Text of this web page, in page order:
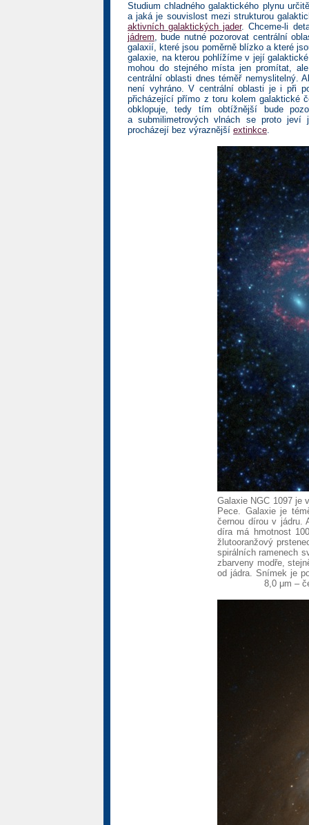
Studium chladného galaktického plynu
a jaká je souvislost mezi strukturou
aktivních galaktických jader. Chceme-li
jádrem, bude nutné pozorovat centrální
galaxií, které jsou poměrně blízko a které
galaxie, na kterou pohlížíme v její
mohou do stejného místa jen promítat,
centrální oblasti dnes téměř nemyslitelný.
není vyhráno. V centrální oblasti je i při
přicházející přímo z toru kolem galaktické
obklopuje, tedy tím obtížnější bude
a submilimetrových vlnách se proto jeví
procházejí bez výraznější extinkce.
Galaxie NGC 1097 je
Pece. Galaxie je
černou dírou v
díra má hmotnost
žlutooranžový
spirálních ramenech
zbarveny modře,
od jádra. Snímek je
8,0 μm –